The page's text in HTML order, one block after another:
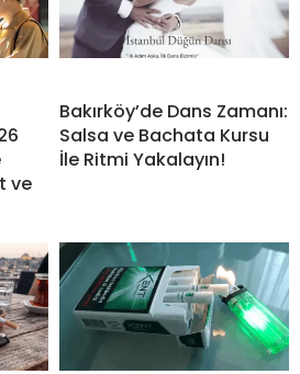
ve
Bakırköy’de Dans Zamanı:
Salsa ve Bachata Kursu
İle Ritmi Yakalayın!